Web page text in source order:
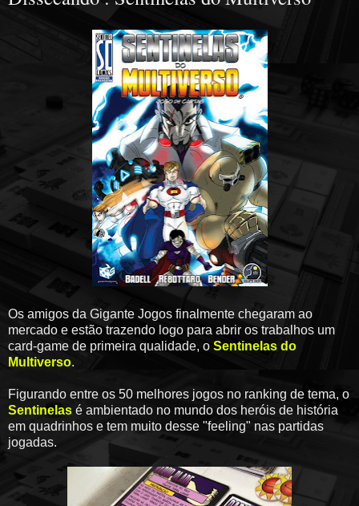
Os amigos da Gigante Jogos finalmente chegaram ao
mercado e estão trazendo logo para abrir os trabalhos um
card-game de primeira qualidade, o Sentinelas do
Multiverso.
Figurando entre os 50 melhores jogos no ranking de tema, o
Sentinelas é ambientado no mundo dos heróis de história
em quadrinhos e tem muito desse "feeling" nas partidas
jogadas.